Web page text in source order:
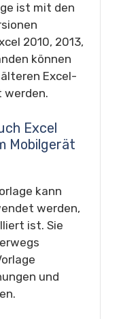
ist mit den
2010, 2013,
können
Excel-
Excel
Mobilgerät
kann
werden,
ist. Sie
und